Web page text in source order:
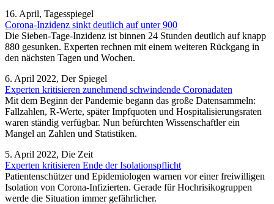
16. April, Tagesspiegel
Corona-Inzidenz sinkt deutlich auf unter 900
Die Sieben-Tage-Inzidenz ist binnen 24 Stunden deutlich auf knapp
880 gesunken. Experten rechnen mit einem weiteren Rückgang in
den nächsten Tagen und Wochen.
6. April 2022, Der Spiegel
Experten kritisieren zunehmend schwindende Coronadaten
Mit dem Beginn der Pandemie begann das große Datensammeln:
Fallzahlen, R-Werte, später Impfquoten und Hospitalisierungsraten
waren ständig verfügbar. Nun befürchten Wissenschaftler ein
Mangel an Zahlen und Statistiken.
5. April 2022, Die Zeit
Experten kritisieren Ende der Isolationspflicht
Patientenschützer und Epidemiologen warnen vor einer freiwilligen
Isolation von Corona-Infizierten. Gerade für Hochrisikogruppen
werde die Situation immer gefährlicher.